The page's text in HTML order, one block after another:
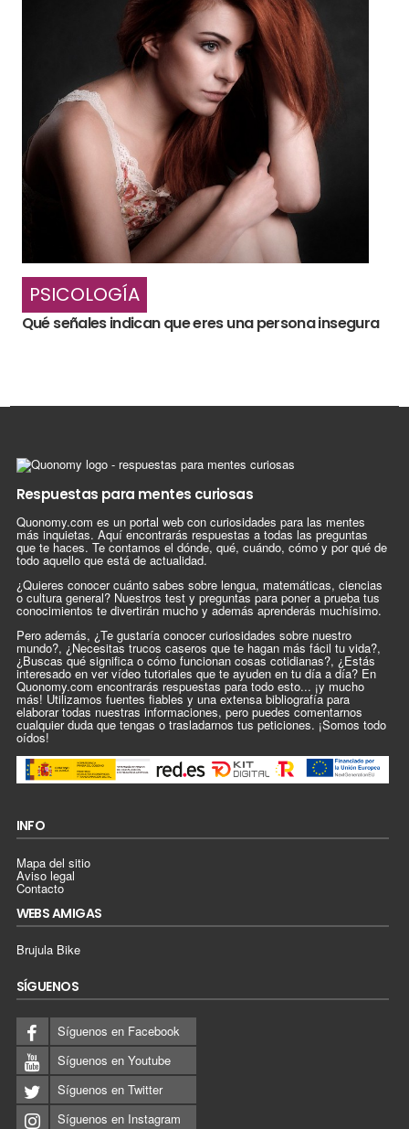
PSICOLOGÍA
Qué señales indican que eres una persona insegura
Respuestas para mentes curiosas
Quonomy.com es un portal web con curiosidades para las mentes
más inquietas. Aquí encontrarás respuestas a todas las preguntas
que te haces. Te contamos el dónde, qué, cuándo, cómo y por qué de
todo aquello que está de actualidad.
¿Quieres conocer cuánto sabes sobre lengua, matemáticas, ciencias
o cultura general? Nuestros test y preguntas para poner a prueba tus
conocimientos te divertirán mucho y además aprenderás muchísimo.
Pero además, ¿Te gustaría conocer curiosidades sobre nuestro
mundo?, ¿Necesitas trucos caseros que te hagan más fácil tu vida?,
¿Buscas qué significa o cómo funcionan cosas cotidianas?, ¿Estás
interesado en ver vídeo tutoriales que te ayuden en tu día a día? En
Quonomy.com encontrarás respuestas para todo esto... ¡y mucho
más! Utilizamos fuentes fiables y una extensa bibliografía para
elaborar todas nuestras informaciones, pero puedes comentarnos
cualquier duda que tengas o trasladarnos tus peticiones. ¡Somos todo
oídos!
INFO
Mapa del sitio
Aviso legal
Contacto
WEBS AMIGAS
Brujula Bike
SÍGUENOS
Síguenos en Facebook
Síguenos en Youtube
Síguenos en Twitter
Síguenos en Instagram